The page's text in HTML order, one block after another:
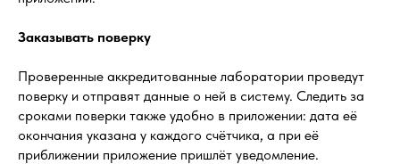
Заказывать поверку
Проверенные аккредитованные лаборатории проведут
поверку и отправят данные о ней в систему. Следить за
сроками поверки также удобно в приложении: дата её
окончания указана у каждого счётчика, а при её
приближении приложение пришлёт уведомление.